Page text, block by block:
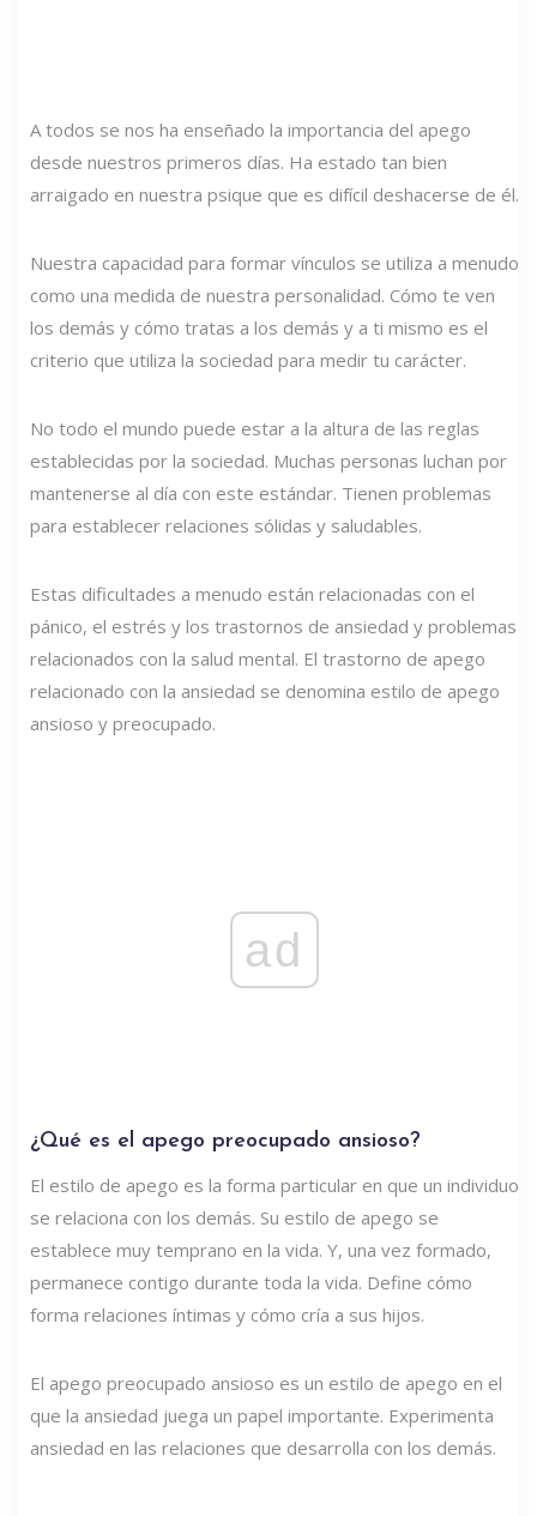
A todos se nos ha enseñado la importancia del apego
desde nuestros primeros días. Ha estado tan bien
arraigado en nuestra psique que es difícil deshacerse de él.
Nuestra capacidad para formar vínculos se utiliza a menudo
como una medida de nuestra personalidad. Cómo te ven
los demás y cómo tratas a los demás y a ti mismo es el
criterio que utiliza la sociedad para medir tu carácter.
No todo el mundo puede estar a la altura de las reglas
establecidas por la sociedad. Muchas personas luchan por
mantenerse al día con este estándar. Tienen problemas
para establecer relaciones sólidas y saludables.
Estas dificultades a menudo están relacionadas con el
pánico, el estrés y los trastornos de ansiedad y problemas
relacionados con la salud mental. El trastorno de apego
relacionado con la ansiedad se denomina estilo de apego
ansioso y preocupado.
ad
¿Qué es el apego preocupado ansioso?
El estilo de apego es la forma particular en que un individuo
se relaciona con los demás. Su estilo de apego se
establece muy temprano en la vida. Y, una vez formado,
permanece contigo durante toda la vida. Define cómo
forma relaciones íntimas y cómo cría a sus hijos.
El apego preocupado ansioso es un estilo de apego en el
que la ansiedad juega un papel importante. Experimenta
ansiedad en las relaciones que desarrolla con los demás.